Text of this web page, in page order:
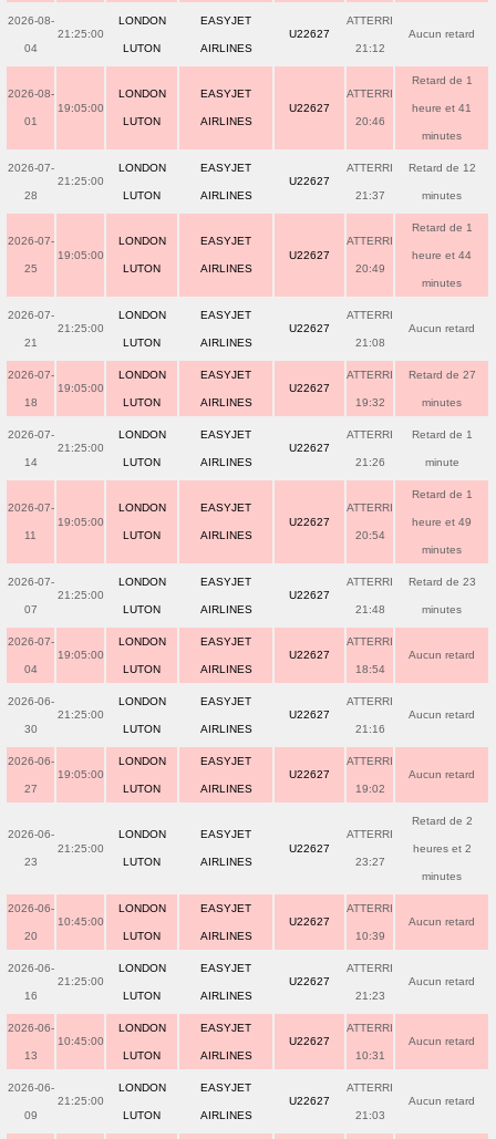
2026-08-
04
21:25:00
LONDON
LUTON
EASYJET
AIRLINES
U22627
ATTERRI
21:12
Aucun retard
2026-08-
01
19:05:00
LONDON
LUTON
EASYJET
AIRLINES
U22627
ATTERRI
20:46
Retard de 1
heure et 41
minutes
2026-07-
28
21:25:00
LONDON
LUTON
EASYJET
AIRLINES
U22627
ATTERRI
21:37
Retard de 12
minutes
2026-07-
25
19:05:00
LONDON
LUTON
EASYJET
AIRLINES
U22627
ATTERRI
20:49
Retard de 1
heure et 44
minutes
2026-07-
21
21:25:00
LONDON
LUTON
EASYJET
AIRLINES
U22627
ATTERRI
21:08
Aucun retard
2026-07-
18
19:05:00
LONDON
LUTON
EASYJET
AIRLINES
U22627
ATTERRI
19:32
Retard de 27
minutes
2026-07-
14
21:25:00
LONDON
LUTON
EASYJET
AIRLINES
U22627
ATTERRI
21:26
Retard de 1
minute
2026-07-
11
19:05:00
LONDON
LUTON
EASYJET
AIRLINES
U22627
ATTERRI
20:54
Retard de 1
heure et 49
minutes
2026-07-
07
21:25:00
LONDON
LUTON
EASYJET
AIRLINES
U22627
ATTERRI
21:48
Retard de 23
minutes
2026-07-
04
19:05:00
LONDON
LUTON
EASYJET
AIRLINES
U22627
ATTERRI
18:54
Aucun retard
2026-06-
30
21:25:00
LONDON
LUTON
EASYJET
AIRLINES
U22627
ATTERRI
21:16
Aucun retard
2026-06-
27
19:05:00
LONDON
LUTON
EASYJET
AIRLINES
U22627
ATTERRI
19:02
Aucun retard
2026-06-
23
21:25:00
LONDON
LUTON
EASYJET
AIRLINES
U22627
ATTERRI
23:27
Retard de 2
heures et 2
minutes
2026-06-
20
10:45:00
LONDON
LUTON
EASYJET
AIRLINES
U22627
ATTERRI
10:39
Aucun retard
2026-06-
16
21:25:00
LONDON
LUTON
EASYJET
AIRLINES
U22627
ATTERRI
21:23
Aucun retard
2026-06-
13
10:45:00
LONDON
LUTON
EASYJET
AIRLINES
U22627
ATTERRI
10:31
Aucun retard
2026-06-
09
21:25:00
LONDON
LUTON
EASYJET
AIRLINES
U22627
ATTERRI
21:03
Aucun retard